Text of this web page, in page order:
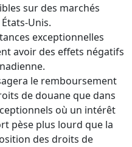
sur des marchés
Unis.
exceptionnelles
avoir des effets négatifs
le remboursement
de douane que dans
où un intérêt
pèse plus lourd que la
des droits de